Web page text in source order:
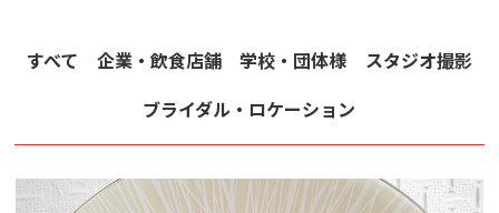
すべて 企業・飲食店舗 学校・団体様
スタジオ撮影
ブライダル・ロケーション